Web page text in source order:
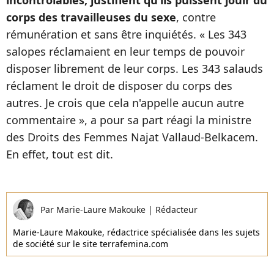
corps des travailleuses du sexe, contre
rémunération et sans être inquiétés. « Les 343
salopes réclamaient en leur temps de pouvoir
disposer librement de leur corps. Les 343 salauds
réclament le droit de disposer du corps des
autres. Je crois que cela n'appelle aucun autre
commentaire », a pour sa part réagi la ministre
des Droits des Femmes Najat Vallaud-Belkacem.
En effet, tout est dit.
Par Marie-Laure Makouke | Rédacteur
Marie-Laure Makouke, rédactrice spécialisée dans les sujets
de société sur le site terrafemina.com